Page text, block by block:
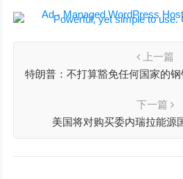
上一篇
特朗普：不打算豁免任何国家的
下一篇
美国将对购买委内瑞拉能源